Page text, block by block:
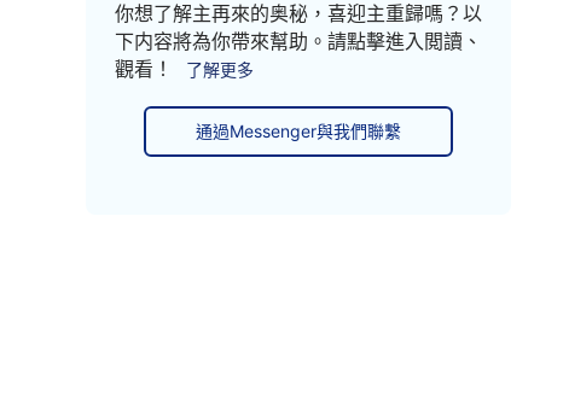
你想了解主再來的奥秘，喜迎主重歸嗎？以
下内容將為你帶來幫助。請點擊進入閲讀、
觀看！
了解更多
通過Messenger與我們聯繫